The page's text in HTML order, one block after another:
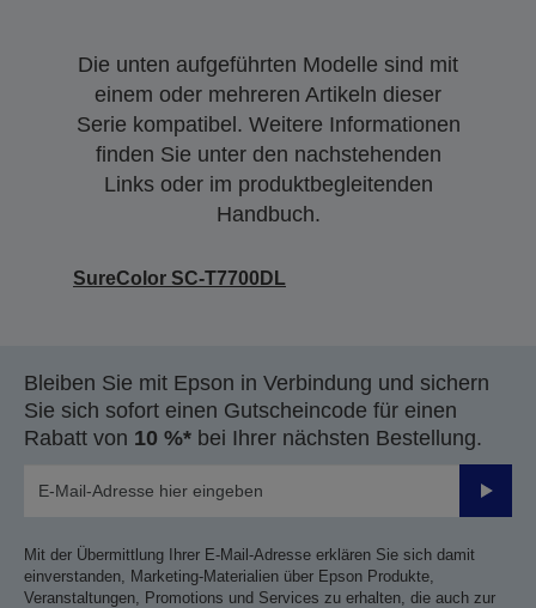
Die unten aufgeführten Modelle sind mit
einem oder mehreren Artikeln dieser
Serie kompatibel. Weitere Informationen
finden Sie unter den nachstehenden
Links oder im produktbegleitenden
Handbuch.
SureColor SC-T7700DL
Bleiben Sie mit Epson in Verbindung und sichern
Sie sich sofort einen Gutscheincode für einen
Rabatt von 10 %* bei Ihrer nächsten Bestellung.
Mit der Übermittlung Ihrer E-Mail-Adresse erklären Sie sich damit
einverstanden, Marketing-Materialien über Epson Produkte,
Veranstaltungen, Promotions und Services zu erhalten, die auch zur